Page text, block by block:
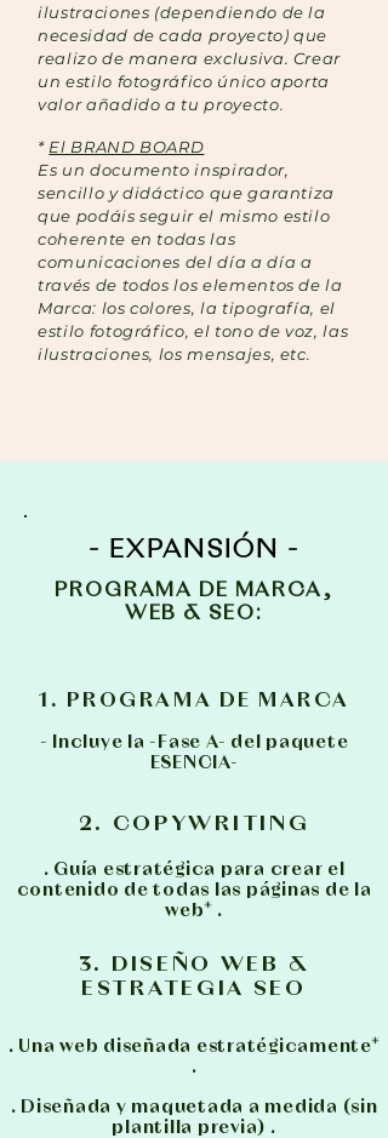
ilustraciones (dependiendo de la
necesidad de cada proyecto) que
realizo de manera exclusiva. Crear
un estilo fotográfico único aporta
valor añadido a tu proyecto.
* El BRAND BOARD
Es un documento inspirador,
sencillo y didáctico que garantiza
que podáis seguir el mismo estilo
coherente en todas las
comunicaciones del día a día a
través de todos los elementos de la
Marca: los colores, la tipografía, el
estilo fotográfico, el tono de voz, las
ilustraciones, los mensajes, etc.
- EXPANSIÓN -
PROGRAMA DE MARCA,
WEB & SEO:
1. PROGRAMA DE MARCA
- Incluye la -Fase A- del paquete
ESENCIA-
2. COPYWRITING
. Guía estratégica para crear el
contenido de todas las páginas de la
web* .
3. DISEÑO WEB &
ESTRATEGIA SEO
. Una web diseñada estratégicamente*
.
. Diseñada y maquetada a medida (sin
plantilla previa) .